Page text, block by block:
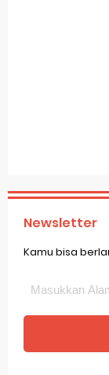
Newsletter
Kamu bisa